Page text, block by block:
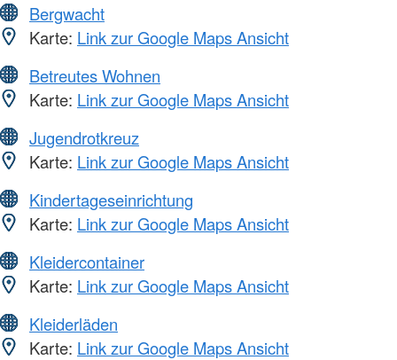
Bergwacht
Karte: Link zur Google Maps Ansicht
Betreutes Wohnen
Karte: Link zur Google Maps Ansicht
Jugendrotkreuz
Karte: Link zur Google Maps Ansicht
Kindertageseinrichtung
Karte: Link zur Google Maps Ansicht
Kleidercontainer
Karte: Link zur Google Maps Ansicht
Kleiderläden
Karte: Link zur Google Maps Ansicht